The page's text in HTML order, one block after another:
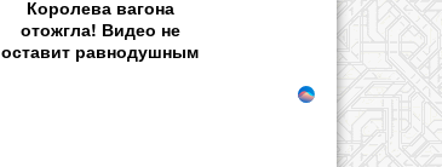
Королева вагона
отожгла! Видео не
оставит равнодушным